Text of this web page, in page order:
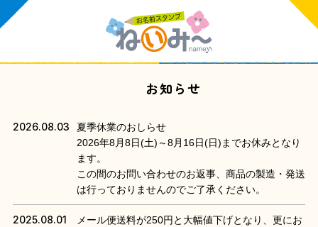
お知らせ
2026.08.03
夏季休業のおしらせ
2026年8月8日(土)～8月16日(日)までお休みとなり
ます。
この間のお問い合わせのお返事、商品の製造・発送
は行っておりませんのでご了承ください。
2025.08.01
メール便送料が250円と大幅値下げとなり、更にお